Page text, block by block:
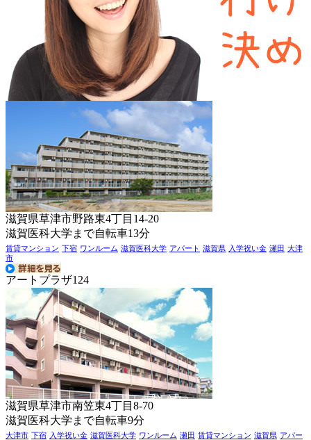
滋賀県草津市野路東4丁目14-20
滋賀医科大学まで自転車13分
賃貸マンション 下宿 ワンルーム 滋賀医科大学 アパート 滋賀県 入学祝い金 瀬田 大津
市
アートプラザ124
滋賀県草津市南笠東4丁目8-70
滋賀医科大学まで自転車9分
大津市 下宿 入学祝い金 滋賀医科大学 ワンルーム 瀬田 賃貸マンション 滋賀県 アパー